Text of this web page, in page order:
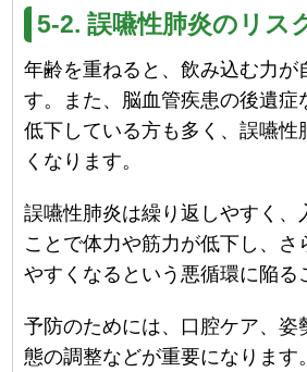
5-2. 誤嚥性肺炎のリス
年齢を重ねると、飲み込む力が
す。また、脳血管疾患の後遺症
低下している方も多く、誤嚥性
くなります。
誤嚥性肺炎は繰り返しやすく、
ことで体力や筋力が低下し、さ
やすくなるという悪循環に陥る
予防のためには、口腔ケア、姿
態の調整などが重要になります。